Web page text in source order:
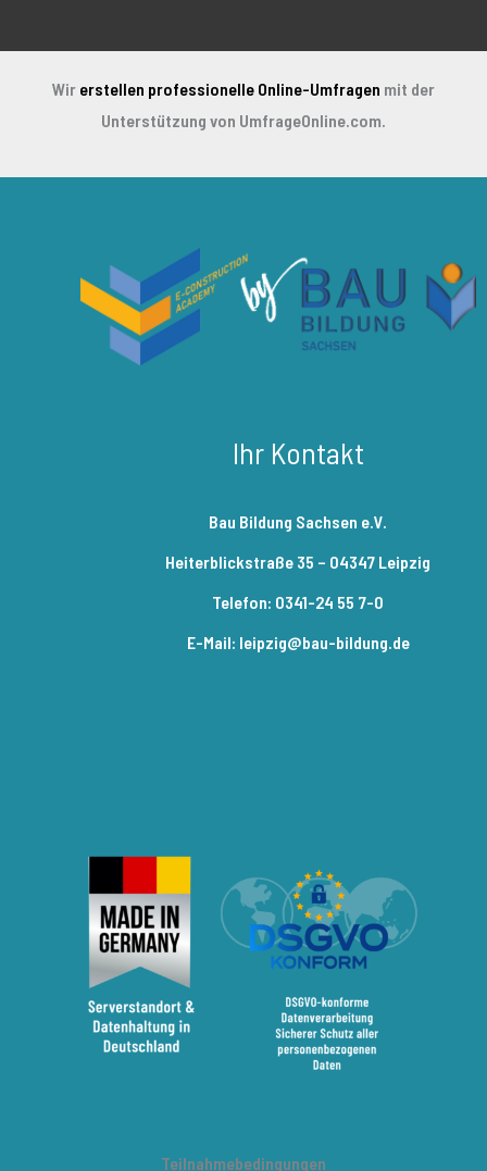
Wir erstellen professionelle Online-Umfragen mit der
Unterstützung von UmfrageOnline.com.
Ihr Kontakt
Bau Bildung Sachsen e.V.
Heiterblickstraße 35 – 04347 Leipzig
Telefon: 0341-24 55 7-0
E-Mail: leipzig@bau-bildung.de
Teilnahmebedingungen